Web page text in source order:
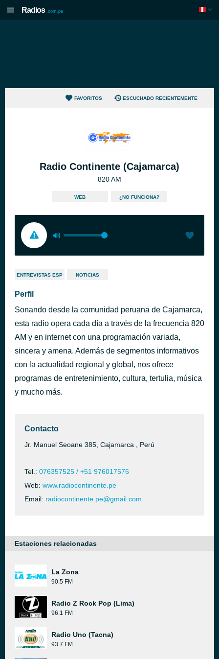
Radios .com.pe
FAVORITOS ESCUCHADO RECIENTEMENTE
Radio Continente (Cajamarca)
820 AM
WEB ¿NO FUNCIONA?
ENTREVISTAS ESP NOTICIAS
Perfil
Sonando desde la comunidad peruana de Cajamarca,
esta radio opera cada día a través de la frecuencia 820
AM y en internet con una programación variada,
sincera y amena. Además de segmentos informativos
con la actualidad regional y global, nos ofrece
programas de entretenimiento, cultura, tertulia, música
y mucho más.
Contacto
Jr. Manuel Seoane 385, Cajamarca , Perú
Tel.: 076357525 / +51 976017576
Web: www.radiocontinente.pe
Email: radiocontinente.pe@gmail.com
Estaciones relacionadas
La Zona
90.5 FM
Radio Z Rock Pop (Lima)
96.1 FM
Radio Uno (Tacna)
93.7 FM